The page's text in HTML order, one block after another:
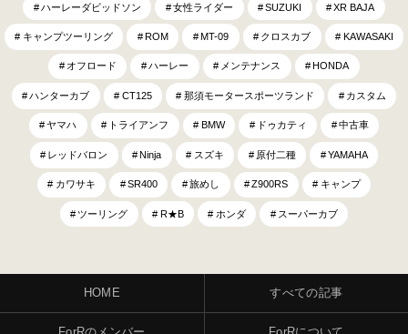
ハーレーダビッドソン 女性ライダー SUZUKI XR BAJA
キャンプツーリング ROM MT-09 クロスカブ KAWASAKI
オフロード ハーレー メンテナンス HONDA
ハンターカブ CT125 那須モータースポーツランド カスタム
ヤマハ トライアンフ BMW ドゥカティ 中古車
レッドバロン Ninja スズキ 原付二種 YAMAHA
カワサキ SR400 旅めし Z900RS キャンプ
ツーリング R★B ホンダ スーパーカブ
HOME すべての記事